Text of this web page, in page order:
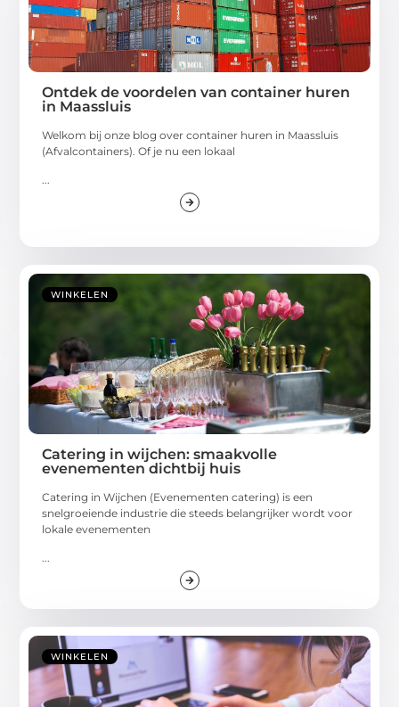
Ontdek de voordelen van container huren
in Maassluis
Welkom bij onze blog over container huren in Maassluis
(Afvalcontainers). Of je nu een lokaal
...
WINKELEN
Catering in wijchen: smaakvolle
evenementen dichtbij huis
Catering in Wijchen (Evenementen catering) is een
snelgroeiende industrie die steeds belangrijker wordt voor
lokale evenementen
...
WINKELEN